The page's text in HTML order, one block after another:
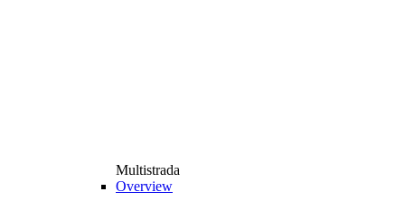
Multistrada
Overview